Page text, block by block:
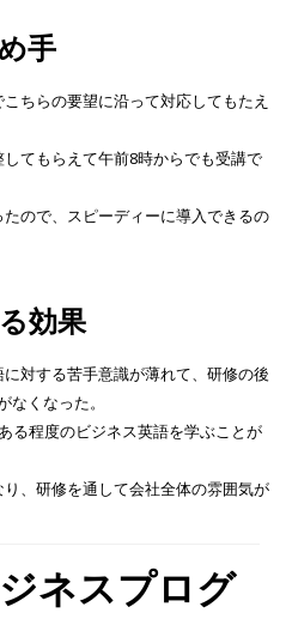
手
ちらの要望に沿って対応してもたえ
てもらえて午前8時からでも受講で
ので、スピーディーに導入できるの
効果
対する苦手意識が薄れて、研修の後
くなった。
る程度のビジネス英語を学ぶことが
、研修を通して会社全体の雰囲気が
ネスプログ